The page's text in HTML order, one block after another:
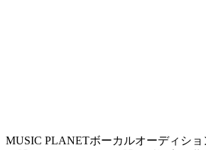
MUSIC PLANETボーカルオーディショ